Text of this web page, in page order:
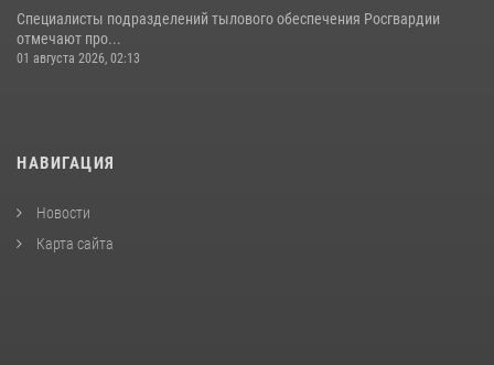
Специалисты подразделений тылового обеспечения Росгвардии
отмечают про...
01 августа 2026, 02:13
НАВИГАЦИЯ
Новости
Карта сайта